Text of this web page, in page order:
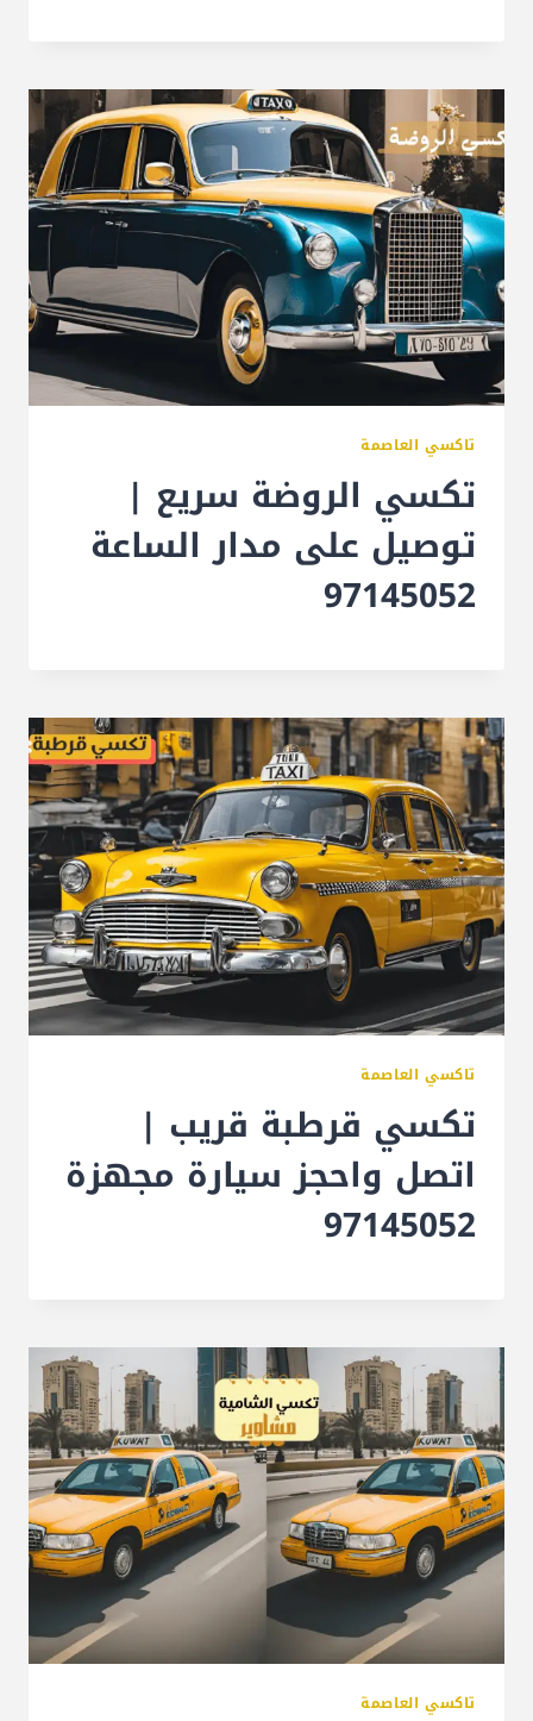
تاكسي العاصمة
تكسي الروضة سريع |
توصيل على مدار الساعة
97145052
تاكسي العاصمة
تكسي قرطبة قريب |
اتصل واحجز سيارة مجهزة
97145052
تاكسي العاصمة